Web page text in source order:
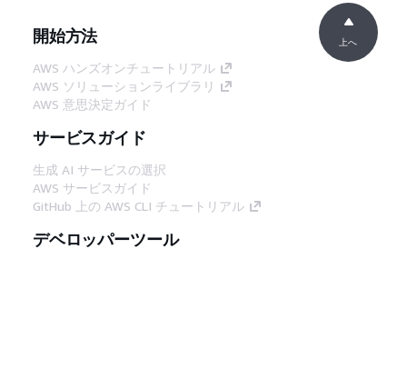
開始方法
AWS ハンズオンチュートリアル
AWS ソリューションライブラリ
AWS 意思決定ガイド
サービスガイド
生成 AI サービスの選択
AWS サービスガイド
GitHub 上の AWS CLI チュートリアル
デベロッパーツール
上へ